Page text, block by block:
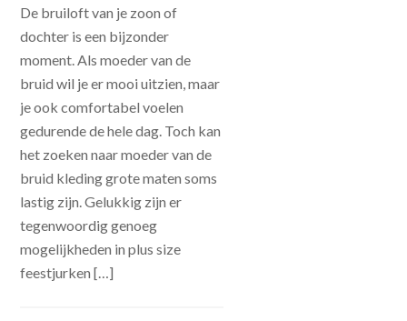
De bruiloft van je zoon of
dochter is een bijzonder
moment. Als moeder van de
bruid wil je er mooi uitzien, maar
je ook comfortabel voelen
gedurende de hele dag. Toch kan
het zoeken naar moeder van de
bruid kleding grote maten soms
lastig zijn. Gelukkig zijn er
tegenwoordig genoeg
mogelijkheden in plus size
feestjurken […]